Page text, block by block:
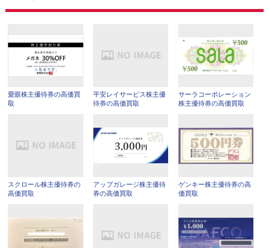
愛眼株主優待券の高価買
取
平安レイサービス株主優
待券の高価買取
サーラコーポレーション
株主優待券の高価買取
スクロール株主優待券の
高価買取
アップガレージ株主優待
券の高価買取
ゲンキー株主優待券の高
価買取